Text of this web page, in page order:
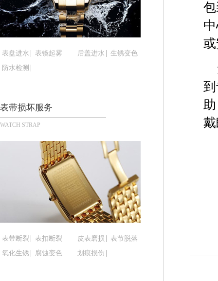
昆明市盘龙区北京路928号同德昆明广场写字楼10
石家庄市长安区中山东路39号勒泰中心写字楼B座
西安市碑林区南关正街88号华侨城长安国际中心E
海口市龙华区金贸东路5号海口华润大厦B座17层
台州市椒江区东海大道1800号腾达中心东1幢20楼
内蒙古自治区呼和浩特市玉泉区大学西街70号华
甘肃省兰州市七里河区西津西路16号兰州中心写
重庆市解放碑渝中区民权路28号英利国际金融中
黑龙江省大庆市萨尔图区会战大街腕表时光售后
黑龙江省鹤岗市向阳区红军路腕表时光售后服务中
黑龙江省黑河市爱辉区中央街腕表时光售后服务中
黑龙江省鸡西市鸡冠区红军路腕表时光售后服务中
黑龙江省佳木斯市向阳区长安路腕表时光售后服务
黑龙江省牡丹江市东安区太平路腕表时光售后服务
黑龙江省七台河市桃山区大同街腕表时光售后服务
黑龙江省齐齐哈尔市龙沙区龙华路腕表时光售后服
黑龙江省双鸭山市尖山区新兴大街腕表时光售后服
黑龙江省绥化市北林区新华街与康庄路交叉口腕
表盘进水 表镜起雾 后盖进水
生锈变色
防水检测
表带损坏服务
WATCH STRAP
表带断裂 表扣断裂 皮表磨损
表节脱落
氧化生锈
腐蚀变色 划痕损伤